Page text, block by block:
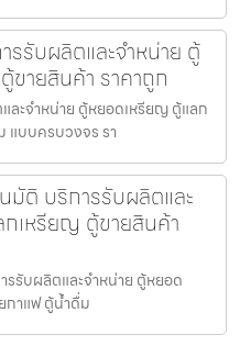
รรับผลิตและจำหน่าย ตู้
ายสินค้า ราคาถูก
ละจำหน่าย ตู้หยอดเหรียญ ตู้แลก
แบบครบวงจร รา
มัติ บริการรับผลิตและ
เหรียญ ตู้ขายสินค้า
รรับผลิตและจำหน่าย ตู้หยอด
กาแฟ ตู้น้ำดื่ม